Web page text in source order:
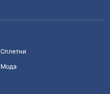
Сплетни
Мода